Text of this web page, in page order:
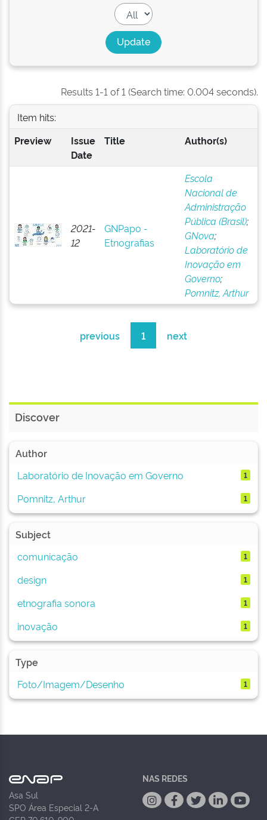
Results 1-1 of 1 (Search time: 0.004 seconds).
Item hits:
Preview
Issue
Date
Title Author(s)
2021-
12
GNPapo -
Etnografias
Escola
Nacional de
Administração
Pública (Brasil);
GNova;
Laboratório de
Inovação em
Governo;
Pomnitz, Arthur
previous 1 next
Discover
Author
Laboratório de Inovação em Governo
1
Pomnitz, Arthur 1
Subject
comunicação
1
design 1
etnografia sonora 1
inovação 1
Type
Foto/Imagem/Desenho
1
Asa Sul
SPO Área Especial 2-A
NAS REDES